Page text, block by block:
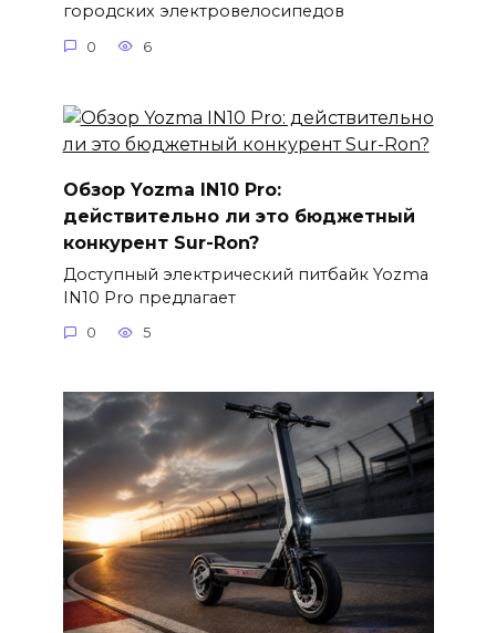
городских электровелосипедов
0 6
Обзор Yozma IN10 Pro:
действительно ли это бюджетный
конкурент Sur-Ron?
Доступный электрический питбайк Yozma
IN10 Pro предлагает
0 5